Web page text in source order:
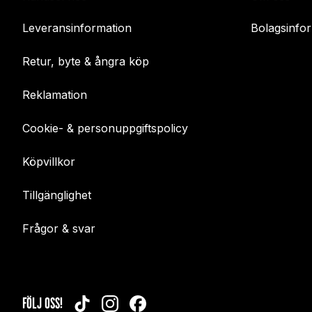
Leveransinformation
Retur, byte & ångra köp
Reklamation
Cookie- & personuppgiftspolicy
Köpvillkor
Tillgänglighet
Frågor & svar
FÖLJ OSS!